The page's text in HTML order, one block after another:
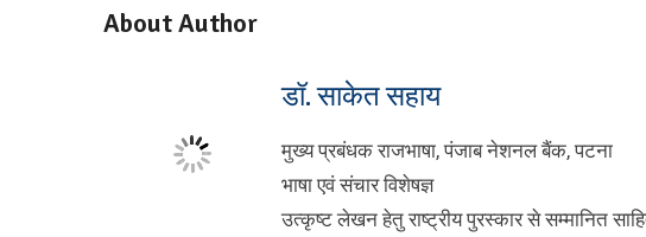
About Author
डॉ. साकेत सहाय
मुख्य प्रबंधक राजभाषा, पंजाब नेशनल बैंक, पटना
भाषा एवं संचार विशेषज्ञ
उत्कृष्ट लेखन हेतु राष्ट्रीय पुरस्कार से सम्मानित